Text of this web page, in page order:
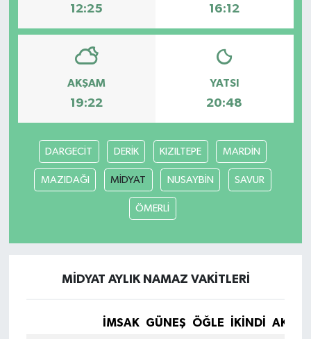
12:25 16:12
AKŞAM
19:22
YATSI
20:48
DARGECİT DERİK KIZILTEPE MARDİN
MAZIDAĞI MİDYAT NUSAYBİN SAVUR
ÖMERLİ
MİDYAT AYLIK NAMAZ VAKITLERI
İMSAK GÜNEŞ ÖĞLE İKINDI